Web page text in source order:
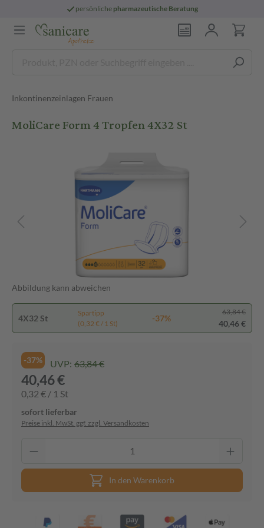
persönliche pharmazeutische Beratung
Inkontinenzeinlagen Frauen
MoliCare Form 4 Tropfen 4X32 St
Abbildung kann abweichen
4X32 St
Spartipp
(0,32 € / 1 St)
-37%
63,84 €
40,46 €
-37% UVP: 63,84 €
40,46 €
0,32 € / 1 St
sofort lieferbar
Preise inkl. MwSt. ggf. zzgl. Versandkosten
In den Warenkorb